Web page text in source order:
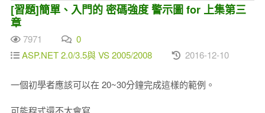
[習題]簡單、入門的 密碼強度 警示圖 for 上集第三
章
7971
0
ASP.NET 2.0/3.5與 VS 2005/2008
2016-12-10
一個初學者應該可以在 20~30分鐘完成這樣的範例。
可能程式還不太會寫